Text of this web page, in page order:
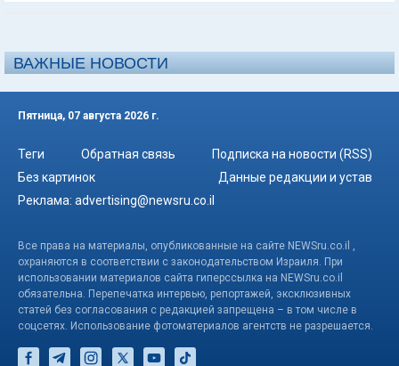
ВАЖНЫЕ НОВОСТИ
Пятница, 07 августа 2026 г.
Теги Обратная связь
Подписка на новости (RSS)
Без картинок
Данные редакции и устав
Реклама: advertising@newsru.co.il
Все права на материалы, опубликованные на сайте NEWSru.co.il ,
охраняются в соответствии с законодательством Израиля. При
использовании материалов сайта гиперссылка на NEWSru.co.il
обязательна. Перепечатка интервью, репортажей, эксклюзивных
статей без согласования с редакцией запрещена – в том числе в
соцсетях. Использование фотоматериалов агентств не разрешается.